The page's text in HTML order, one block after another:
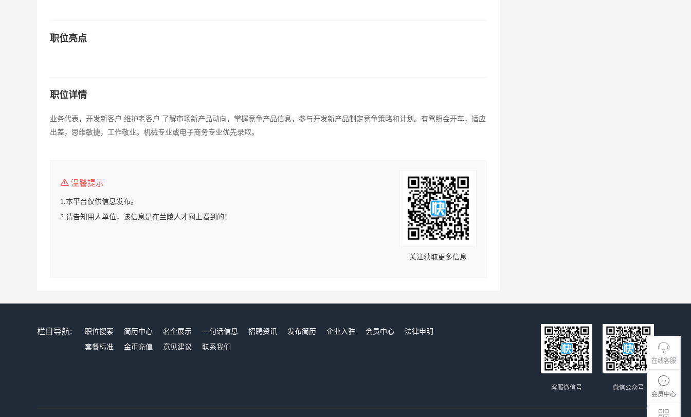
在线客服
会员中心
职位亮点
职位详情
业务代表，开发新客户 维护老客户 了解市场新产品动向，掌握竞争产品信息，参与开发新产品制定竞争策略和计划。有驾照会开车，适应
出差，思维敏捷，工作敬业。机械专业或电子商务专业优先录取。
温馨提示
1.本平台仅供信息发布。
2.请告知用人单位，该信息是在兰陵人才网上看到的！
关注获取更多信息
栏目导航: 职位搜索 简历中心 名企展示 一句话信息 招聘资讯 发布简历 企业入驻 会员中心
法律申明
套餐标准
金币充值 意见建议 联系我们
微信公众号
客服微信号